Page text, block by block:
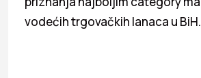
vodećih trgovačkih lanaca u BiH.